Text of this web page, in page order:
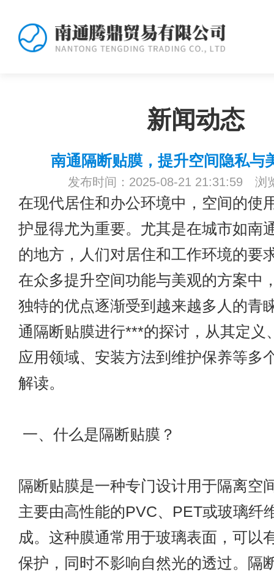
新闻动态
南通隔断贴膜，提升空间隐私与
发布时间：2025-08-21 21:31:59 浏
在现代居住和办公环境中，空间的使
护显得尤为重要。尤其是在城市如南
的地方，人们对居住和工作环境的要
在众多提升空间功能与美观的方案中
独特的优点逐渐受到越来越多人的青
通隔断贴膜进行***的探讨，从其定义
应用领域、安装方法到维护保养等多
解读。
一、什么是隔断贴膜？
隔断贴膜是一种专门设计用于隔离空
主要由高性能的PVC、PET或玻璃纤
成。这种膜通常用于玻璃表面，可以
保护，同时不影响自然光的透过。隔